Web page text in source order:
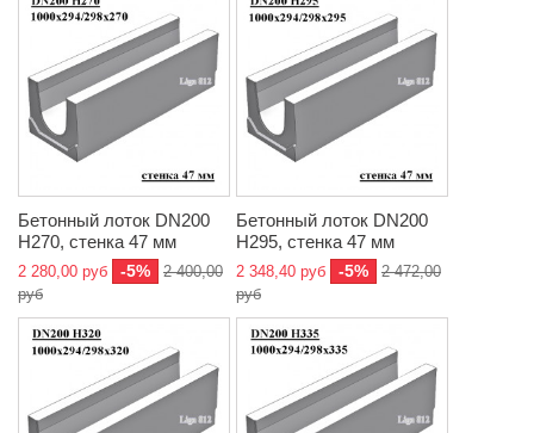
Бетонный лоток DN200
H270, стенка 47 мм
2 280,00 руб -5%
2 400,00
руб
Бетонный лоток DN200
H295, стенка 47 мм
2 348,40 руб -5%
2 472,00
руб